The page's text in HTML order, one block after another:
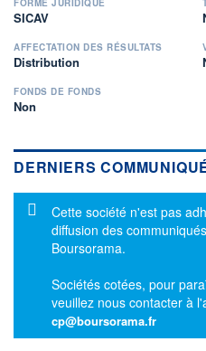
FORME JURIDIQUE
SICAV
AFFECTATION DES RÉSULTATS
Distribution
FONDS DE FONDS
Non
DERNIERS
Message d'information
Cette société n'est pas
diffusion des
Boursorama.
Sociétés cotées, pour
veuillez nous contacter à
cp@boursorama.fr